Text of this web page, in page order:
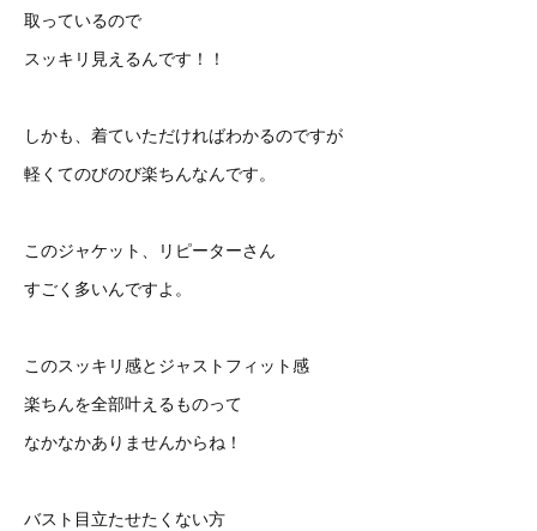
取っているので
スッキリ見えるんです！！
しかも、着ていただければわかるのですが
軽くてのびのび楽ちんなんです。
このジャケット、リピーターさん
すごく多いんですよ。
このスッキリ感とジャストフィット感
楽ちんを全部叶えるものって
なかなかありませんからね！
バスト目立たせたくない方